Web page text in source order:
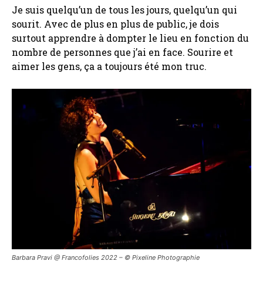
Je suis quelqu’un de tous les jours, quelqu’un qui
sourit. Avec de plus en plus de public, je dois
surtout apprendre à dompter le lieu en fonction du
nombre de personnes que j’ai en face. Sourire et
aimer les gens, ça a toujours été mon truc.
Barbara Pravi @ Francofolies 2022 – © Pixeline Photographie